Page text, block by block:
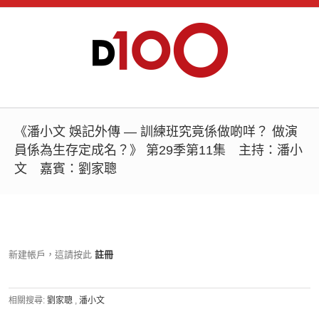
《潘小文 娛記外傳 — 訓練班究竟係做啲咩？ 做演
員係為生存定成名？》 第29季第11集 主持：潘小
文 嘉賓：劉家聰
新建帳戶，這請按此 註冊
相關搜尋: 劉家聰 , 潘小文